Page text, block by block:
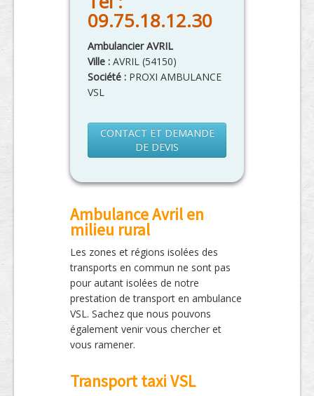
09.75.18.12.30
Ambulancier AVRIL
Ville : AVRIL (54150)
Société : PROXI AMBULANCE
VSL
CONTACT ET DEMANDE
DE DEVIS
Ambulance Avril en
milieu rural
Les zones et régions isolées des
transports en commun ne sont pas
pour autant isolées de notre
prestation de transport en ambulance
VSL. Sachez que nous pouvons
également venir vous chercher et
vous ramener.
Transport taxi VSL